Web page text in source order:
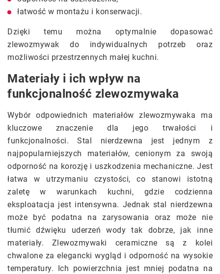
łatwość w montażu i konserwacji.
Dzięki temu można optymalnie dopasować
zlewozmywak do indywidualnych potrzeb oraz
możliwości przestrzennych małej kuchni.
Materiały i ich wpływ na
funkcjonalność zlewozmywaka
Wybór odpowiednich materiałów zlewozmywaka ma
kluczowe znaczenie dla jego trwałości i
funkcjonalności. Stal nierdzewna jest jednym z
najpopularniejszych materiałów, cenionym za swoją
odporność na korozję i uszkodzenia mechaniczne. Jest
łatwa w utrzymaniu czystości, co stanowi istotną
zaletę w warunkach kuchni, gdzie codzienna
eksploatacja jest intensywna. Jednak stal nierdzewna
może być podatna na zarysowania oraz może nie
tłumić dźwięku uderzeń wody tak dobrze, jak inne
materiały. Zlewozmywaki ceramiczne są z kolei
chwalone za elegancki wygląd i odporność na wysokie
temperatury. Ich powierzchnia jest mniej podatna na